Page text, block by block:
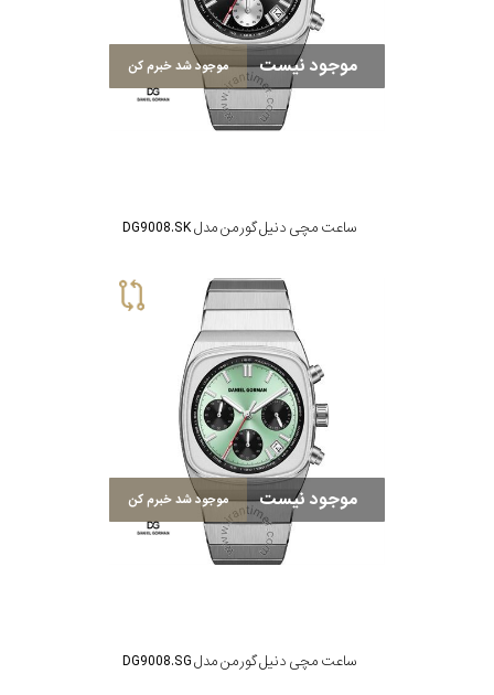
موجود نیست موجود شد خبرم کن
ساعت مچی دنیل گورمن مدل DG9008.SK
موجود نیست موجود شد خبرم کن
ساعت مچی دنیل گورمن مدل DG9008.SG